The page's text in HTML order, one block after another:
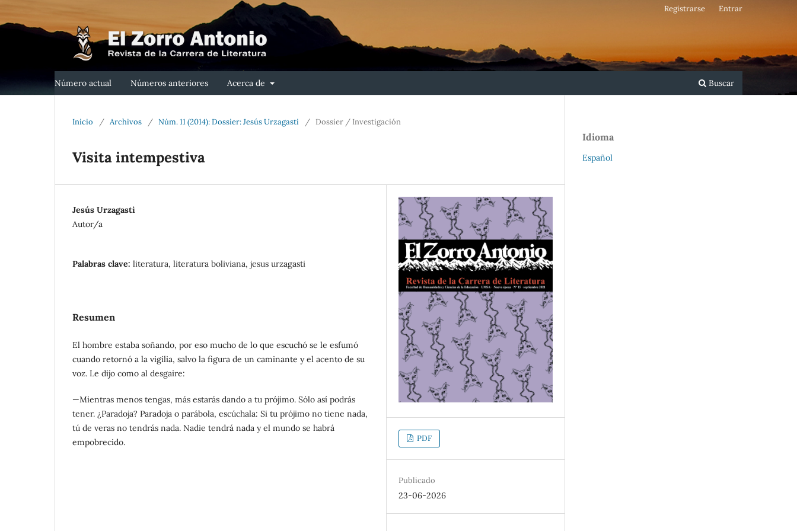
Número actual Números anteriores Acerca de Buscar
Registrarse Entrar
Inicio / Archivos / Núm. 11 (2014): Dossier: Jesús Urzagasti / Dossier / Investigación
Visita intempestiva
Jesús Urzagasti
Autor/a
Palabras clave: literatura, literatura boliviana, jesus urzagasti
Resumen
El hombre estaba soñando, por eso mucho de lo que escuchó se le esfumó
cuando retornó a la vigilia, salvo la figura de un caminante y el acento de su
voz. Le dijo como al desgaire:
—Mientras menos tengas, más estarás dando a tu prójimo. Sólo así podrás
tener. ¿Paradoja? Paradoja o parábola, escúchala: Si tu prójimo no tiene nada,
tú de veras no tendrás nada. Nadie tendrá nada y el mundo se habrá
empobrecido.
PDF
Publicado
23-06-2026
Idioma
Español